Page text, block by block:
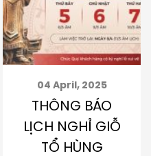
04 April, 2025
THÔNG BÁO
LỊCH NGHỈ GIỖ
TỔ HÙNG